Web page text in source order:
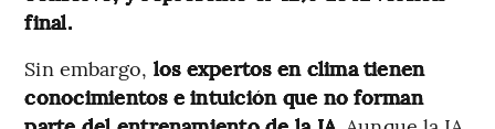
final.
Sin embargo, los expertos en clima tienen
conocimientos e intuición que no forman